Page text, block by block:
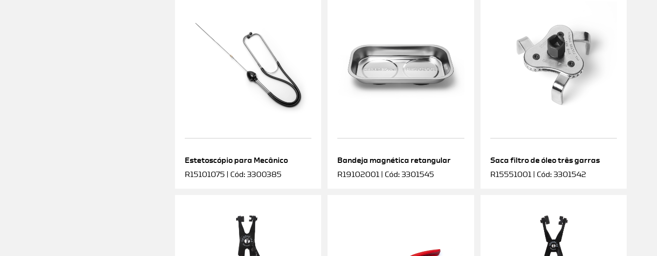
Estetoscópio para Mecânico
R15101075 | Cód: 3300385
Bandeja magnética retangular
R19102001 | Cód: 3301545
Saca filtro de óleo três garras
R15551001 | Cód: 3301542